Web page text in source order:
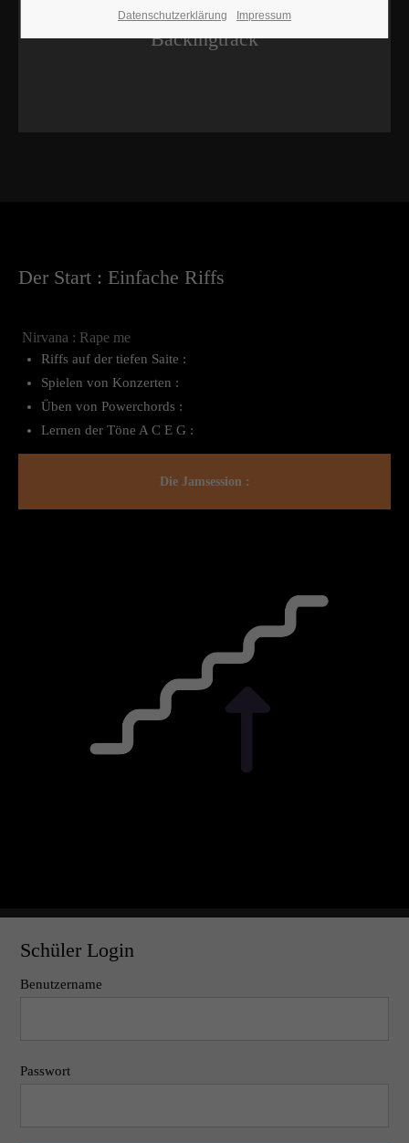
Backingtrack
Der Start : Einfache Riffs
Nirvana : Rape me
Riffs auf der tiefen Saite :
Spielen von Konzerten :
Üben von Powerchords :
Lernen der Töne A C E G :
Die Jamsession :
Schüler Login
Benutzername
Passwort
Datenschutzerklärung Impressum